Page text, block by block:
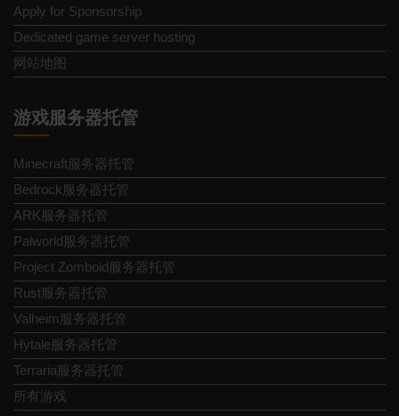
Apply for Sponsorship
Dedicated game server hosting
网站地图
游戏服务器托管
Minecraft服务器托管
Bedrock服务器托管
ARK服务器托管
Palworld服务器托管
Project Zomboid服务器托管
Rust服务器托管
Valheim服务器托管
Hytale服务器托管
Terraria服务器托管
所有游戏